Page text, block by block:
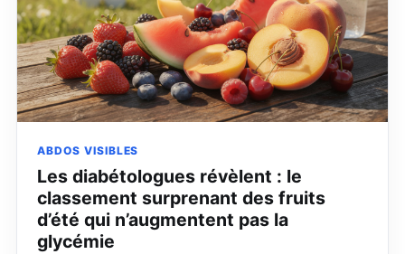
ABDOS VISIBLES
Les diabétologues révèlent : le
classement surprenant des fruits
d’été qui n’augmentent pas la
glycémie